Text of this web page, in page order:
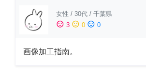
女性 / 30代 / 千葉県
sentiment_satisfied 3 sentiment_neutral 0 sentiment_dissatisfied 0
画像加工指南。